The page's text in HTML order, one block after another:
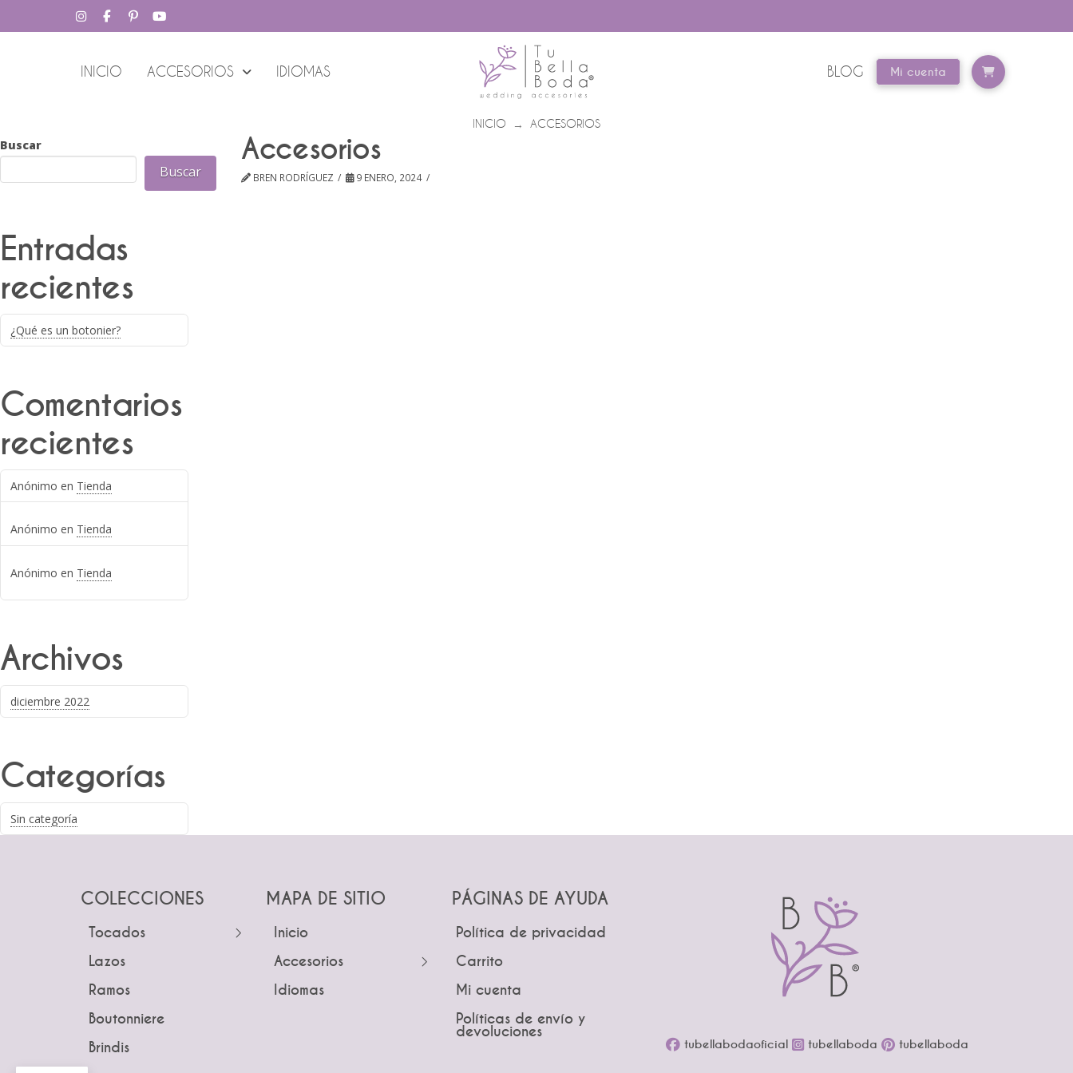
INICIO ACCESORIOS IDIOMAS BLOG Mi cuenta
INICIO → ACCESORIOS
Accesorios
BREN RODRÍGUEZ 9 ENERO, 2024
Buscar
Buscar
Entradas
recientes
¿Qué es un botonier?
Comentarios
recientes
Anónimo en Tienda
Anónimo en Tienda
Anónimo en Tienda
Archivos
diciembre 2022
Categorías
Sin categoría
COLECCIONES
Tocados
← Atrás
Guías
Peinetas
Pines
Tiaras y Coronas
Lazos
Ramos
Boutonniere
Brindis
MAPA DE SITIO
Inicio
Accesorios
← Atrás
Tocados
← Atrás
Peinetas
Pines
Lazos
Idiomas
PÁGINAS DE AYUDA
Política de privacidad
Carrito
Mi cuenta
Políticas de envío y
devoluciones
tubellabodaoficial tubellaboda tubellaboda